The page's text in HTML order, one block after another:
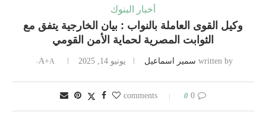
أخبار البنوك
وكيل القوى العاملة بالنواب : بيان الخارجية يتفق مع
الثوابت المصرية لحماية الأمن القومي
written by سمير اسماعيل يونيو 14, 2025 A+A-
0 comments
0